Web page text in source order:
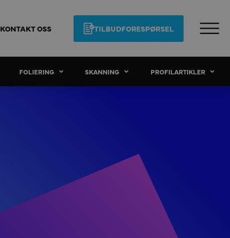
KONTAKT OSS TILBUDFORESPØRSEL
FOLIERING SKANNING PROFILARTIKLER